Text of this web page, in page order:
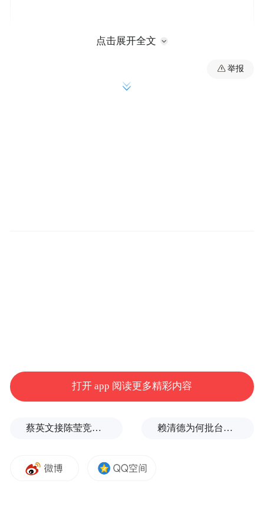
225指数就抹去了自10月21日她当选以来的所
有涨幅，给投资者敲响了警钟。
交易员最初都对高市及其刺激政策欢呼雀
点击展开全文
举报
打开 app 阅读更多精彩内容
蔡英文接陈莹竞选总部主委？郭正亮爆玄机：她的谋划是陈其迈 赖清德为何批台中？岛内媒体人曝蔡英文让他压力大